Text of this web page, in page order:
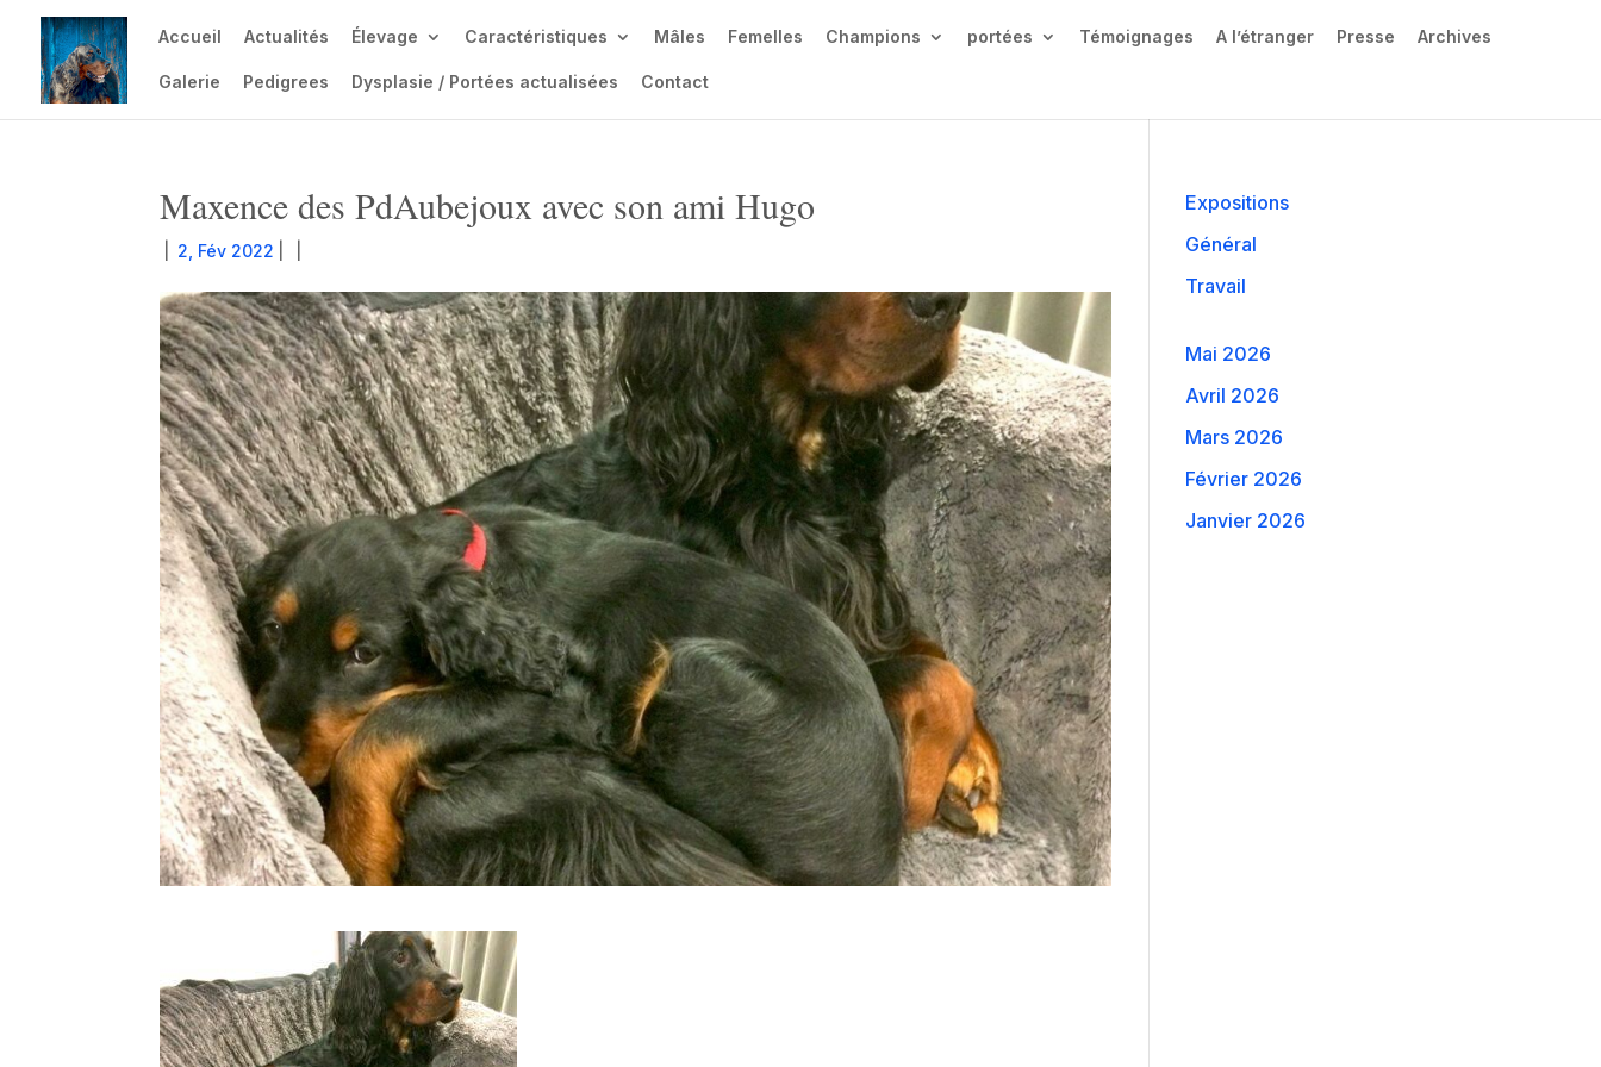
Accueil Actualités Élevage Caractéristiques Mâles Femelles Champions portées Témoignages A l’étranger Presse Archives
Galerie Pedigrees Dysplasie / Portées actualisées Contact
Maxence des PdAubejoux avec son ami Hugo
2, Fév 2022
Expositions
Général
Travail
Mai 2026
Avril 2026
Mars 2026
Février 2026
Janvier 2026